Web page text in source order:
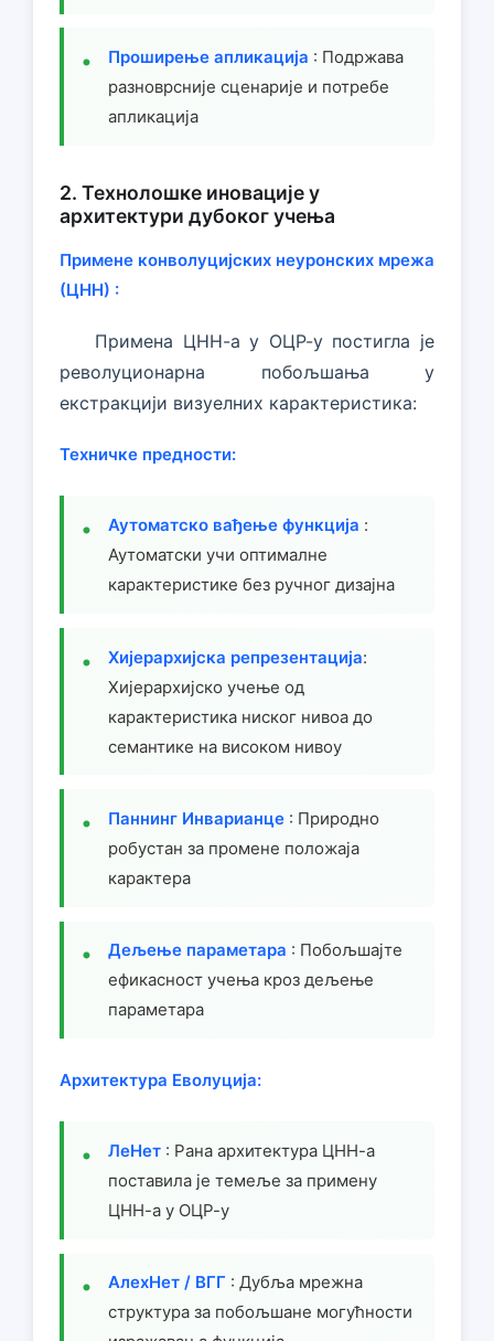
Проширење апликација : Подржава
разноврсније сценарије и потребе
апликација
2. Технолошке иновације у
архитектури дубоког учења
Примене конволуцијских неуронских мрежа
(ЦНН) :
Примена ЦНН-а у ОЦР-у постигла је
револуционарна побољшања у
екстракцији визуелних карактеристика:
Техничке предности:
Аутоматско вађење функција :
Аутоматски учи оптималне
карактеристике без ручног дизајна
Хијерархијска репрезентација:
Хијерархијско учење од
карактеристика ниског нивоа до
семантике на високом нивоу
Паннинг Инварианце : Природно
робустан за промене положаја
карактера
Дељење параметара : Побољшајте
ефикасност учења кроз дељење
параметара
Архитектура Еволуција:
ЛеНет : Рана архитектура ЦНН-а
поставила је темеље за примену
ЦНН-а у ОЦР-у
АлеxНет / ВГГ : Дубља мрежна
структура за побољшане могућности